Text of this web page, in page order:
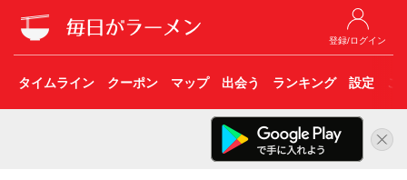
登録/ログイン
タイムライン クーポン マップ 出会う ランキング 設定 こ